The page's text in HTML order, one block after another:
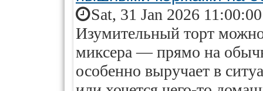
Sat, 31 Jan 2026
Изумительный торт
миксера — прямо на
особенно выручает в